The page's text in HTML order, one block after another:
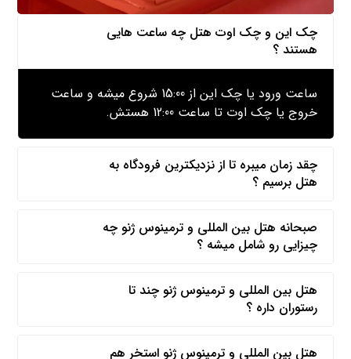
چک این و چک اوت هتل چه ساعت هایی
هستند ؟
ساعت ورود یا چک این از 15:00 شروع میشه و ساعت
خروج یا چک اوت تا ساعت 12:00 هستش.
چقد زمان میبره تا از نزدیکترین فرودگاه به
هتل برسیم ؟
صبحانه هتل بین المللی و ترمینوس ژنو چه
چیزایی رو شامل میشه ؟
هتل بین المللی و ترمینوس ژنو چند تا
رستوران داره ؟
هتل بین المللی و ترمینوس ژنو استخر هم